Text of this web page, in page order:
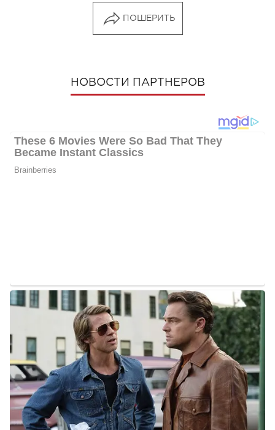
ПОШЕРИТЬ
НОВОСТИ ПАРТНЕРОВ